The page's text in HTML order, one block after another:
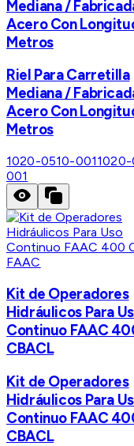
Mediana /
Acero Con
Metros
Riel Para Carretilla
Mediana /
Acero Con
Metros
1020-0510-001
001
FAAC
Kit de Operadores
Hidráulicos Para
Continuo FAAC
CBACL
Kit de Operadores
Hidráulicos Para
Continuo FAAC
CBACL